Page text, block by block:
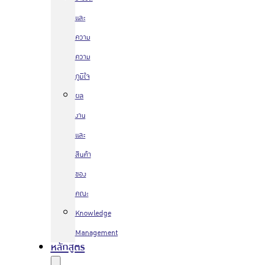
และ
ความ
ความ
ภูมิใจ
ผล
งาน
และ
สินค้า
ของ
คณะ
Knowledge
Management
หลักสูตร